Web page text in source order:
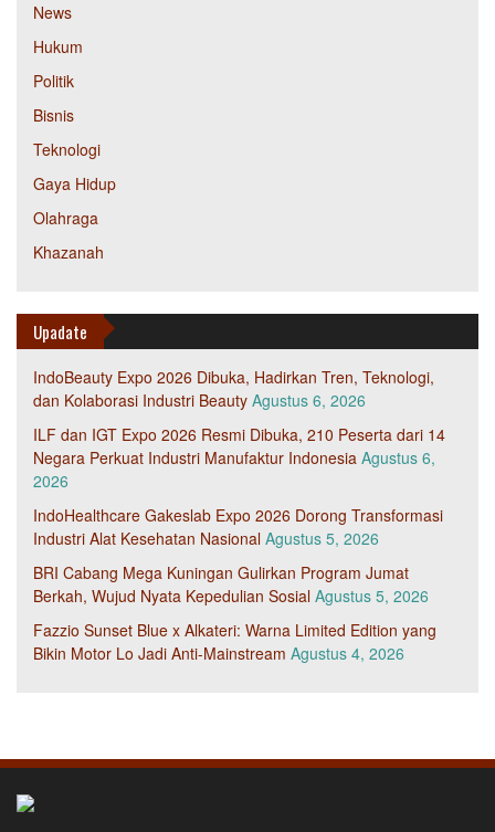
News
Hukum
Politik
Bisnis
Teknologi
Gaya Hidup
Olahraga
Khazanah
Upadate
IndoBeauty Expo 2026 Dibuka, Hadirkan Tren, Teknologi,
dan Kolaborasi Industri Beauty Agustus 6, 2026
ILF dan IGT Expo 2026 Resmi Dibuka, 210 Peserta dari 14
Negara Perkuat Industri Manufaktur Indonesia Agustus 6,
2026
IndoHealthcare Gakeslab Expo 2026 Dorong Transformasi
Industri Alat Kesehatan Nasional Agustus 5, 2026
BRI Cabang Mega Kuningan Gulirkan Program Jumat
Berkah, Wujud Nyata Kepedulian Sosial Agustus 5, 2026
Fazzio Sunset Blue x Alkateri: Warna Limited Edition yang
Bikin Motor Lo Jadi Anti-Mainstream Agustus 4, 2026